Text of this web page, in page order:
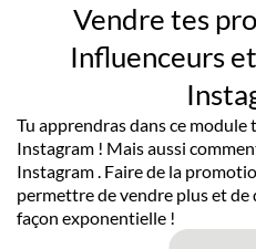
Vendre tes
Influenceurs
Tu apprendras dans ce
Instagram ! Mais aussi
Instagram . Faire de la
permettre de vendre plus et
façon exponentielle !